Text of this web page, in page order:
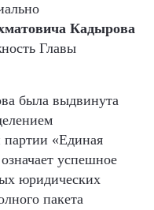
Кадырова
Главы
была выдвинута
партии «Единая
успешное
юридических
пакета